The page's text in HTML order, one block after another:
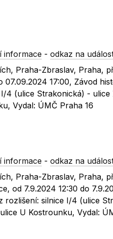
informace -odkaz na
Praha-Zbraslav, Praha,
07.09.2024 17:00, Závod
4 (ulice Strakonická) -
Vydal: ÚMČ Praha 16
informace -odkaz na
Praha-Zbraslav, Praha,
od 7.9.2024 12:30 do
silnice I/4 (ulice
U Kostrounku, Vydal: